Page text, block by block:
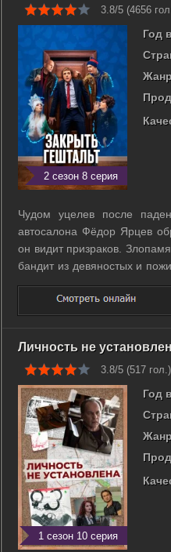
3.8/5 (4656
2 сезон 8 серия
Год
Чудом уцелев после
автосалона Фёдор Ярцев
он видит призраков.
бандит из девяностых и
не будет донимать
делами. Даже его
лет. Фёдор станет невольным
Личность не
3.8/5 (517 гол.)
1 сезон 10 серия
Год